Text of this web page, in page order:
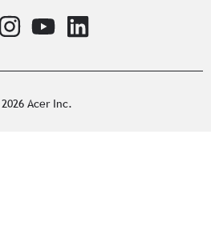
Acer Inc.